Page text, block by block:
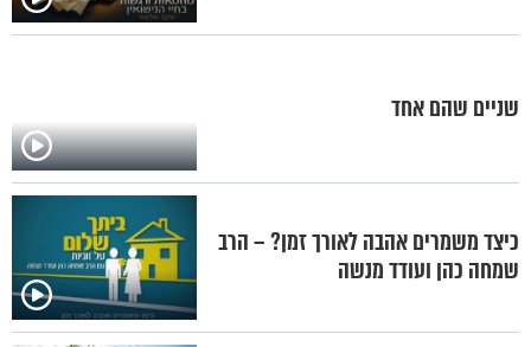
שניים שהם אחד
כיצד משמרים אהבה לאורך זמן? – הרב
שמחה כהן ועודד מנשה